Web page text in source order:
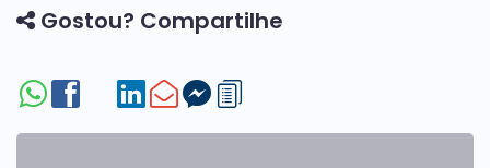
Gostou? Compartilhe